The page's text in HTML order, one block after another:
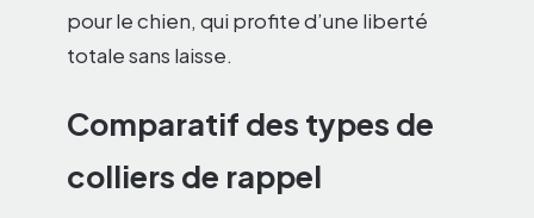
pour le chien, qui profite d’une liberté
totale sans laisse.
Comparatif des types de
colliers de rappel